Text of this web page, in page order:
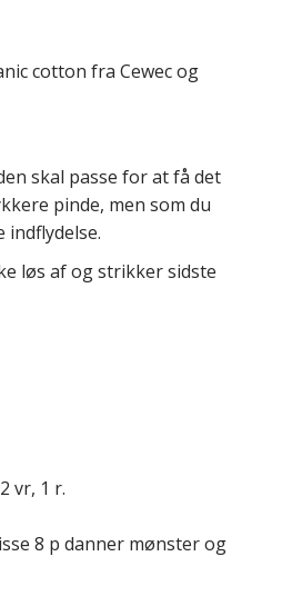
cotton fra Cewec og
skal passe for at få det
pinde, men som du
indflydelse.
løs af og strikker sidste
vr, 1 r.
8 p danner mønster og